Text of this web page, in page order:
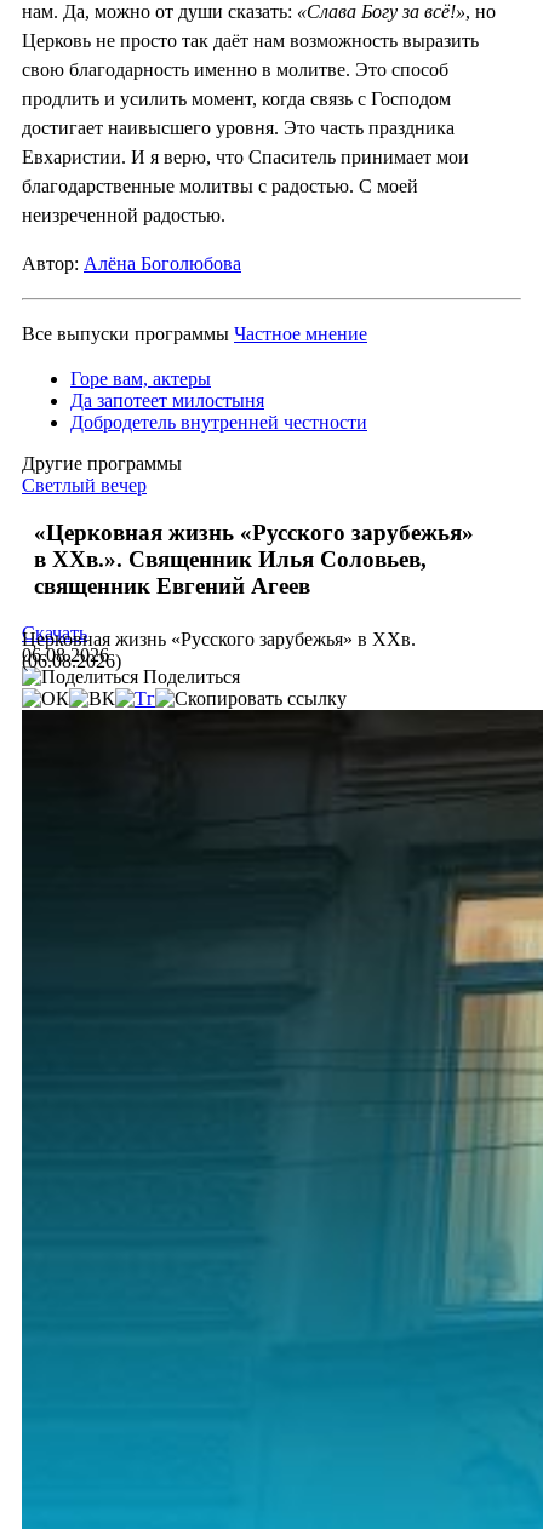
нам. Да, можно от души сказать: «Слава Богу за всё!», но
Церковь не просто так даёт нам возможность выразить
свою благодарность именно в молитве. Это способ
продлить и усилить момент, когда связь с Господом
достигает наивысшего уровня. Это часть праздника
Евхаристии. И я верю, что Спаситель принимает мои
благодарственные молитвы с радостью. С моей
неизреченной радостью.
Автор: Алёна Боголюбова
Все выпуски программы Частное мнение
Горе вам, актеры
Да запотеет милостыня
Добродетель внутренней честности
Другие программы
Светлый вечер
«Церковная жизнь «Русского зарубежья»
в ХХв.». Священник Илья Соловьев,
священник Евгений Агеев
Церковная жизнь «Русского зарубежья» в ХХв.
(06.08.2026)
Скачать
06.08.2026
Поделиться